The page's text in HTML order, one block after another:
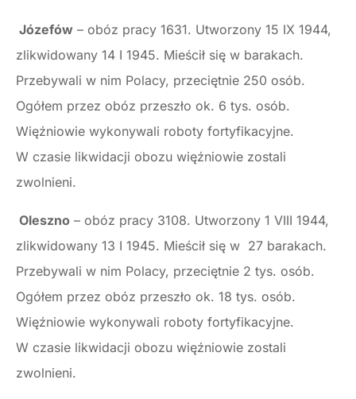
Józefów – obóz pracy 1631. Utworzony 15 IX 1944,
zlikwidowany 14 I 1945. Mieścił się w barakach.
Przebywali w nim Polacy, przeciętnie 250 osób.
Ogółem przez obóz przeszło ok. 6 tys. osób.
Więźniowie wykonywali roboty fortyfikacyjne.
W czasie likwidacji obozu więźniowie zostali
zwolnieni.
Oleszno – obóz pracy 3108. Utworzony 1 VIII 1944,
zlikwidowany 13 I 1945. Mieścił się w 27 barakach.
Przebywali w nim Polacy, przeciętnie 2 tys. osób.
Ogółem przez obóz przeszło ok. 18 tys. osób.
Więźniowie wykonywali roboty fortyfikacyjne.
W czasie likwidacji obozu więźniowie zostali
zwolnieni.